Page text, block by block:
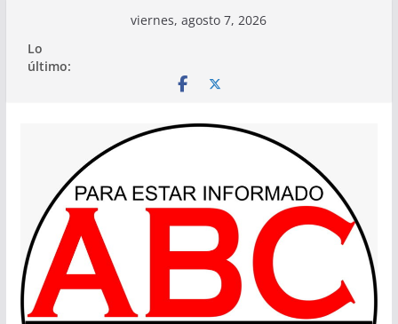
contenido
viernes, agosto 7, 2026
Lo
último: